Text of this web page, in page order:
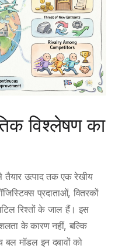
विश्लेषण का
उत्पाद तक एक रेखीय
प्रदाताओं, वितरकों
रिश्तों के जाल हैं। इस
के कारण नहीं, बल्कि
बल मॉडल इन दबावों को